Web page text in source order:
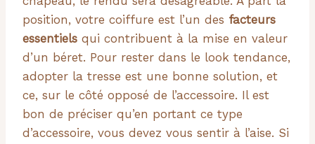
position, votre coiffure est l’un des facteurs
essentiels qui contribuent à la mise en valeur
d’un béret. Pour rester dans le look tendance,
adopter la tresse est une bonne solution, et
ce, sur le côté opposé de l’accessoire. Il est
bon de préciser qu’en portant ce type
d’accessoire, vous devez vous sentir à l’aise. Si